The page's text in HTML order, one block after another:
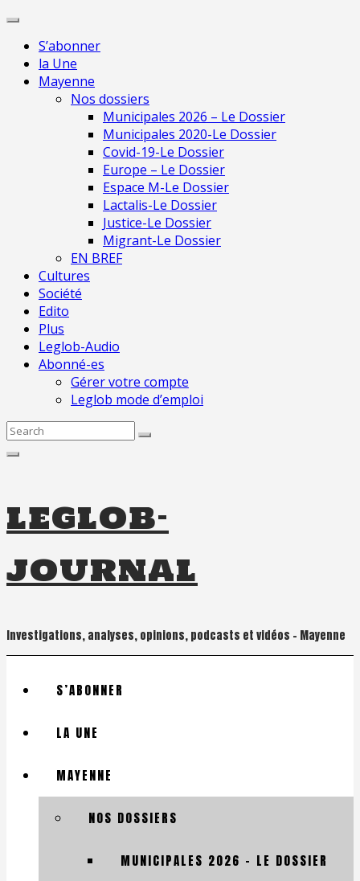
Skip
contentS’abonner
la Une
Mayenne
Nos dossiers
Municipales 2026 – Le Dossier
Municipales 2020-Le Dossier
Covid-19-Le Dossier
Europe – Le Dossier
Espace M-Le Dossier
Lactalis-Le Dossier
Justice-Le Dossier
Migrant-Le Dossier
EN BREF
Cultures
Société
Edito
Plus
Leglob-Audio
Abonné-es
Gérer votre compte
Leglob mode d’emploi
Search
leglob-
journal
Investigations, analyses, opinions, podcasts et vidéos – Mayenne
S’ABONNER
LA UNE
MAYENNE
NOS DOSSIERS
MUNICIPALES 2026 – LE DOSSIER